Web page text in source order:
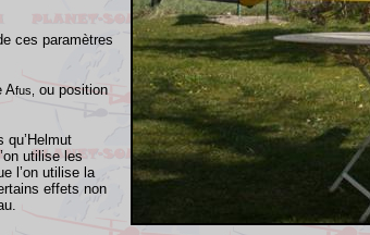
ces paramètres
Afus, ou position
utilise les
l’on utilise la
effets non